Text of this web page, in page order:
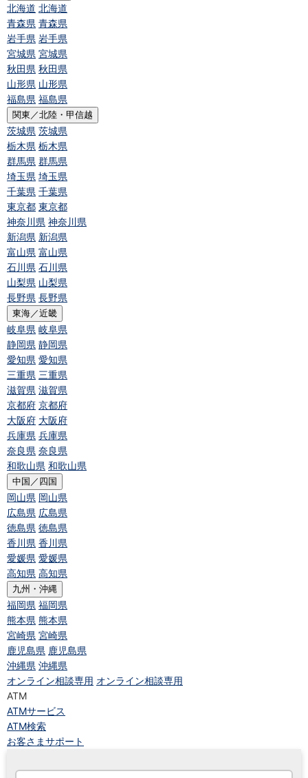
北海道 北海道
青森県 青森県
岩手県 岩手県
宮城県 宮城県
秋田県 秋田県
山形県 山形県
福島県 福島県
関東／北陸・甲信越
茨城県 茨城県
栃木県 栃木県
群馬県 群馬県
埼玉県 埼玉県
千葉県 千葉県
東京都 東京都
神奈川県 神奈川県
新潟県 新潟県
富山県 富山県
石川県 石川県
山梨県 山梨県
長野県 長野県
東海／近畿
岐阜県 岐阜県
静岡県 静岡県
愛知県 愛知県
三重県 三重県
滋賀県 滋賀県
京都府 京都府
大阪府 大阪府
兵庫県 兵庫県
奈良県 奈良県
和歌山県 和歌山県
中国／四国
岡山県 岡山県
広島県 広島県
徳島県 徳島県
香川県 香川県
愛媛県 愛媛県
高知県 高知県
九州・沖縄
福岡県 福岡県
熊本県 熊本県
宮崎県 宮崎県
鹿児島県 鹿児島県
沖縄県 沖縄県
オンライン相談専用 オンライン相談専用
ATM
ATMサービス
ATM検索
お客さまサポート